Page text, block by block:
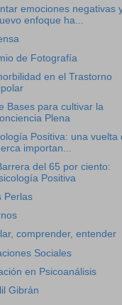
emociones negativas
enfoque ha...
de Fotografía
en el Trastorno
Bases para cultivar la
Plena
Positiva: una vuelta
importan...
del 65 por ciento:
Positiva
Perlas
comprender, entender
Sociales
en Psicoanálisis
Gibrán